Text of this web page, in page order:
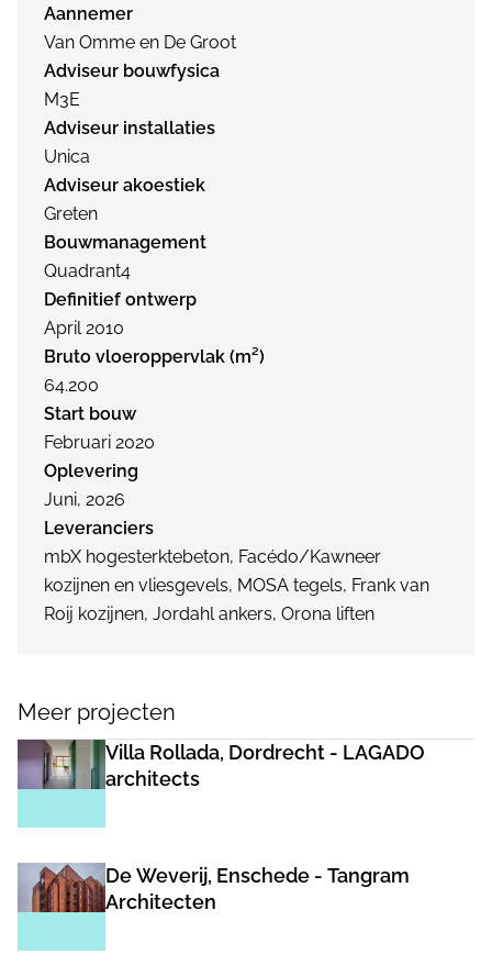
Aannemer
Van Omme en De Groot
Adviseur bouwfysica
M3E
Adviseur installaties
Unica
Adviseur akoestiek
Greten
Bouwmanagement
Quadrant4
Definitief ontwerp
April 2010
Bruto vloeroppervlak (m²)
64.200
Start bouw
Februari 2020
Oplevering
Juni, 2026
Leveranciers
mbX hogesterktebeton, Facédo/Kawneer
kozijnen en vliesgevels, MOSA tegels, Frank van
Roij kozijnen, Jordahl ankers, Orona liften
Meer projecten
Villa Rollada, Dordrecht - LAGADO
architects
De Weverij, Enschede - Tangram
Architecten